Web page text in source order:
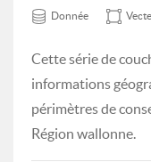
Donnée
Cette série de
informations
périmètres de
Région wallonne.